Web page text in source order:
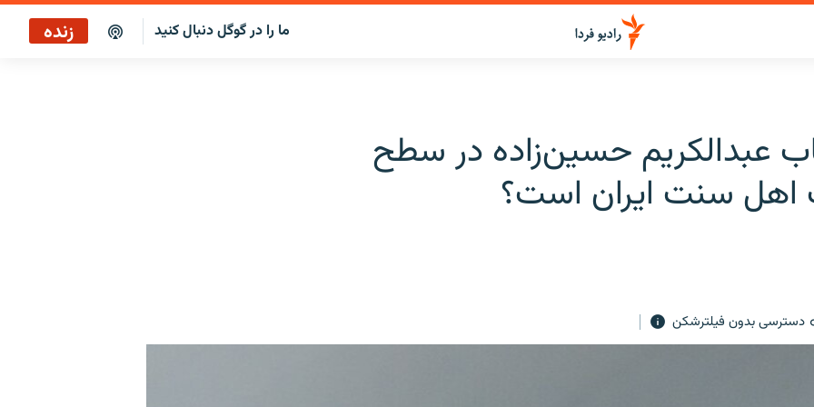
ما را در گوگل دنبال کنید زنده
عبدالکریم حسین‌زاده در سطح
اهل سنت ایران است؟
دسترسی بدون فیلترشکن